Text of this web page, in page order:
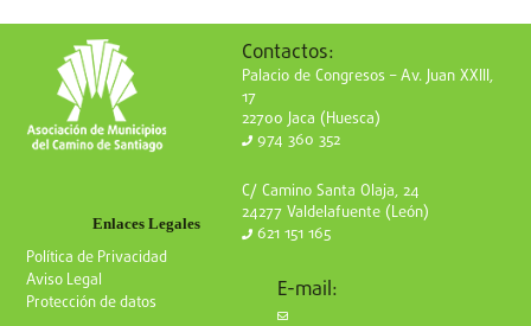
Enlaces Legales
Política de Privacidad
Aviso Legal
Protección de datos
Contactos:
Palacio de Congresos – Av. Juan XXIII,
17
22700 Jaca (Huesca)
974 360 352
C/ Camino Santa Olaja, 24
24277 Valdelafuente (León)
621 151 165
E-mail: